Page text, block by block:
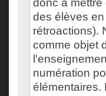
donc à
des élèves
rétroactions).
comme objet
numération
élémentaires.